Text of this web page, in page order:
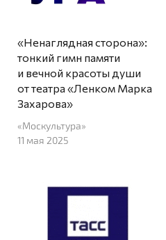
«Ненаглядная сторона»:
тонкий гимн памяти
и вечной красоты души
от театра «Ленком Марка
Захарова»
«Москультура»
11 мая 2025